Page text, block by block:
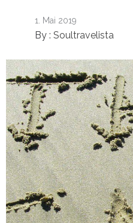
1. Mai 2019
By : Soultravelista